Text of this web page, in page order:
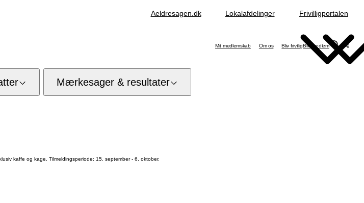
Aeldresagen.dk Lokalafdelinger Frivilligportalen
Mit medlemskab Om os Bliv frivilligBliv medlem Søg
Mærkesager & resultater
kaffe og kage. Tilmeldingsperiode: 15. september - 6. oktober.